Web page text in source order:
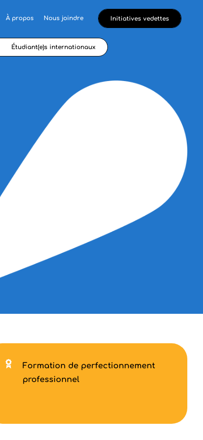
À propos Nous joindre Initiatives vedettes
Étudiant(e)s internationaux
Formation de perfectionnement
professionnel